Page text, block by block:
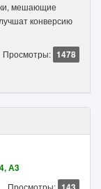
мешающие
конверсию
Просмотры: 1478
А3
Просмотры: